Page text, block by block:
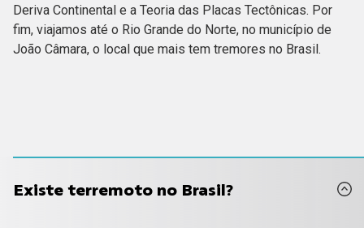
Deriva Continental e a Teoria das Placas Tectônicas. Por
fim, viajamos até o Rio Grande do Norte, no município de
João Câmara, o local que mais tem tremores no Brasil.
Existe terremoto no Brasil?